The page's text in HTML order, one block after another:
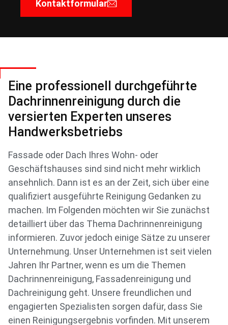
Kontaktformular
Eine professionell durchgeführte
Dachrinnenreinigung durch die
versierten Experten unseres
Handwerksbetriebs
Fassade oder Dach Ihres Wohn- oder
Geschäftshauses sind sind nicht mehr wirklich
ansehnlich. Dann ist es an der Zeit, sich über eine
qualifiziert ausgeführte Reinigung Gedanken zu
machen. Im Folgenden möchten wir Sie zunächst
detailliert über das Thema Dachrinnenreinigung
informieren. Zuvor jedoch einige Sätze zu unserer
Unternehmung. Unser Unternehmen ist seit vielen
Jahren Ihr Partner, wenn es um die Themen
Dachrinnenreinigung, Fassadenreinigung und
Dachreinigung geht. Unsere freundlichen und
engagierten Spezialisten sorgen dafür, dass Sie
einen Reinigungsergebnis vorfinden. Mit unserem